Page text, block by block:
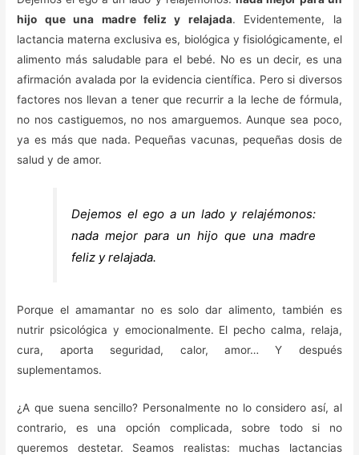
hijo que una madre feliz y relajada. Evidentemente, la
lactancia materna exclusiva es, biológica y fisiológicamente, el
alimento más saludable para el bebé. No es un decir, es una
afirmación avalada por la evidencia científica. Pero si diversos
factores nos llevan a tener que recurrir a la leche de fórmula,
no nos castiguemos, no nos amarguemos. Aunque sea poco,
ya es más que nada. Pequeñas vacunas, pequeñas dosis de
salud y de amor.
Dejemos el ego a un lado y relajémonos:
nada mejor para un hijo que una madre
feliz y relajada.
Porque el amamantar no es solo dar alimento, también es
nutrir psicológica y emocionalmente. El pecho calma, relaja,
cura, aporta seguridad, calor, amor… Y después
suplementamos.
¿A que suena sencillo? Personalmente no lo considero así, al
contrario, es una opción complicada, sobre todo si no
queremos destetar. Seamos realistas: muchas lactancias